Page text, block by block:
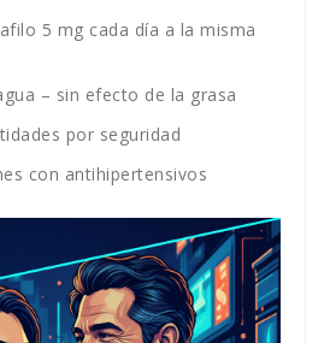
5 mg cada día a la misma
– sin efecto de la grasa
por seguridad
con antihipertensivos